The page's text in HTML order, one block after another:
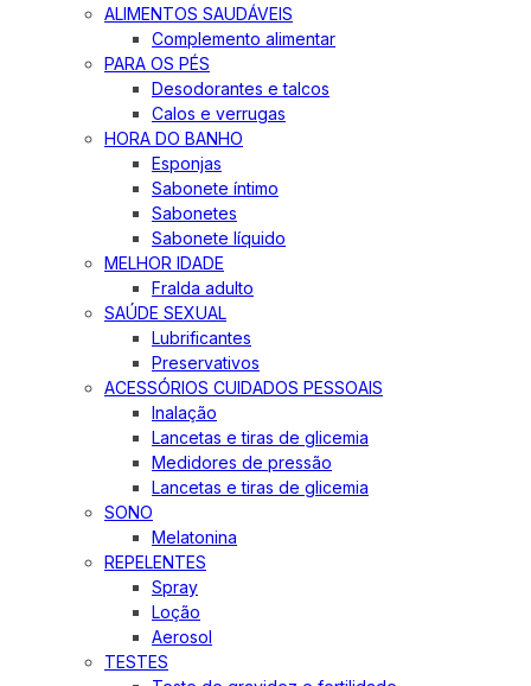
ALIMENTOS SAUDÁVEIS
Complemento alimentar
PARA OS PÉS
Desodorantes e talcos
Calos e verrugas
HORA DO BANHO
Esponjas
Sabonete íntimo
Sabonetes
Sabonete líquido
MELHOR IDADE
Fralda adulto
SAÚDE SEXUAL
Lubrificantes
Preservativos
ACESSÓRIOS CUIDADOS PESSOAIS
Inalação
Lancetas e tiras de glicemia
Medidores de pressão
Lancetas e tiras de glicemia
SONO
Melatonina
REPELENTES
Spray
Loção
Aerosol
TESTES